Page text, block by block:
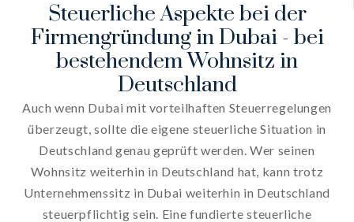
Steuerliche Aspekte bei der
Firmengründung in Dubai - bei
bestehendem Wohnsitz in
Deutschland
Auch wenn Dubai mit vorteilhaften Steuerregelungen
überzeugt, sollte die eigene steuerliche Situation in
Deutschland genau geprüft werden. Wer seinen
Wohnsitz weiterhin in Deutschland hat, kann trotz
Unternehmenssitz in Dubai weiterhin in Deutschland
steuerpflichtig sein. Eine fundierte steuerliche